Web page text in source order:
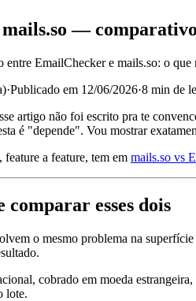
—
EmailChecker e mails.so: o
)·Publicado em 12/06/2026·8 min de
artigo não foi escrito pra te
é "depende". Vou mostrar
feature a feature, tem em mails.so vs
esses dois
o mesmo problema na
cobrado em moeda
lote.